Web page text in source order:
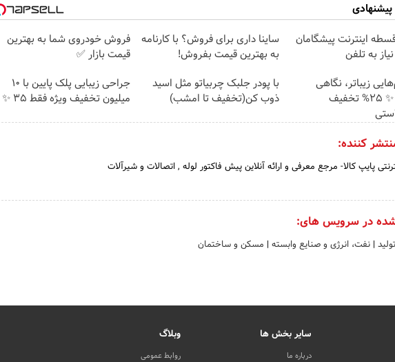
4 قسطه اینترنت پیشگامان
به تلفن
ساینا داری برای فروش؟ با کارنامه
به بهترین قیمت بفروش!
فروش خودروی شما به بهترین
قیمت بازار ✅
زیباتر، نگاهی
جوان‌تر! ✨ 25% تخفیف
با پودر جلبک چربیاتو مثل اسید
ذوب کن(تخفیف تا امشب)
جراحی زیبایی پلک پایین با 10
میلیون تخفیف ویژه فقط 35 ✨
کننده:
پایپ کالا- مرجع معرفی و ارائه آنلاین پیش فاکتور لوله , اتصالات و شیرآلات
در سرویس های:
| نفت، انرژی و صنایع وابسته | مسکن و ساختمان
سایر بخش ها
درباره ما
وبلاگ
روابط عمومی